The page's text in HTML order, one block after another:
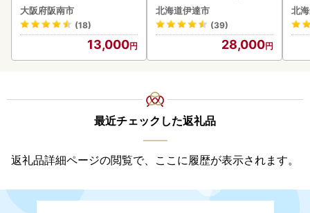
大阪府阪南市
(18)
13,000
ク 計200g 《アフター保証
付き》うに ウニ 雲丹 海鮮
海の幸 魚介類 ウニ丼 お寿
司 濃厚 無添加 産地直送 お
取り寄せ 山村水産 送料無
北海道伊達市
(39)
28,000
0g
北
最近チェックした返礼品
返礼品詳細ページの閲覧で、ここに履歴が表示されます。